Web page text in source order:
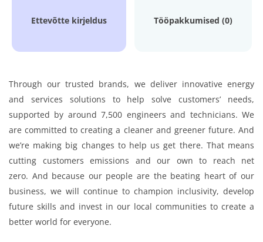
Ettevõtte kirjeldus Tööpakkumised (0)
Through our trusted brands, we deliver innovative energy
and services solutions to help solve customers’ needs,
supported by around 7,500 engineers and technicians. We
are committed to creating a cleaner and greener future. And
we’re making big changes to help us get there. That means
cutting customers emissions and our own to reach net
zero. And because our people are the beating heart of our
business, we will continue to champion inclusivity, develop
future skills and invest in our local communities to create a
better world for everyone.